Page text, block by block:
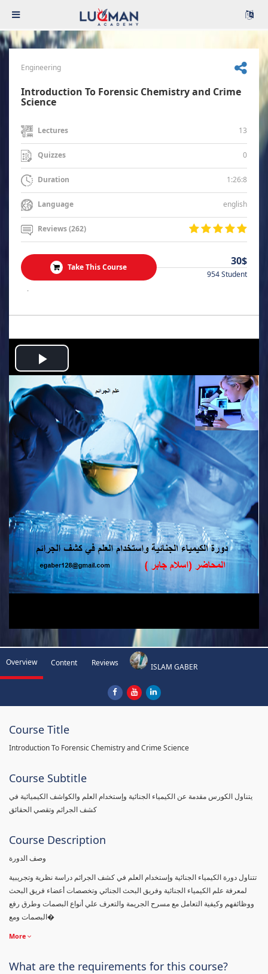
Engineering
Introduction To Forensic Chemistry and Crime
Science
Lectures 13
Quizzes 0
Duration 1:26:8
Language english
Reviews (262)
Take This Course 30$
954 Student
.
Play
Video
Overview Content Reviews ISLAM GABER
Course Title
Introduction To Forensic Chemistry and Crime Science
Course Subtitle
يتناول الكورس مقدمة عن الكيمياء الجنائية وإستخدام العلم والكواشف الكيميائية في
كشف الجرائم وتقصي الحقائق
Course Description
وصف الدورة
تتناول دورة الكيمياء الجنائية وإستخدام العلم في كشف الجرائم دراسة نظرية وتجريبية
لمعرفة علم الكيمياء الجنائية وفريق البحث الجنائي وتخصصات أعضاء فريق البحث
ووظائفهم وكيفية التعامل مع مسرح الجريمة والتعرف علي أنواع البصمات وطرق رفع
البصمات ومع�
More
What are the requirements for this course?